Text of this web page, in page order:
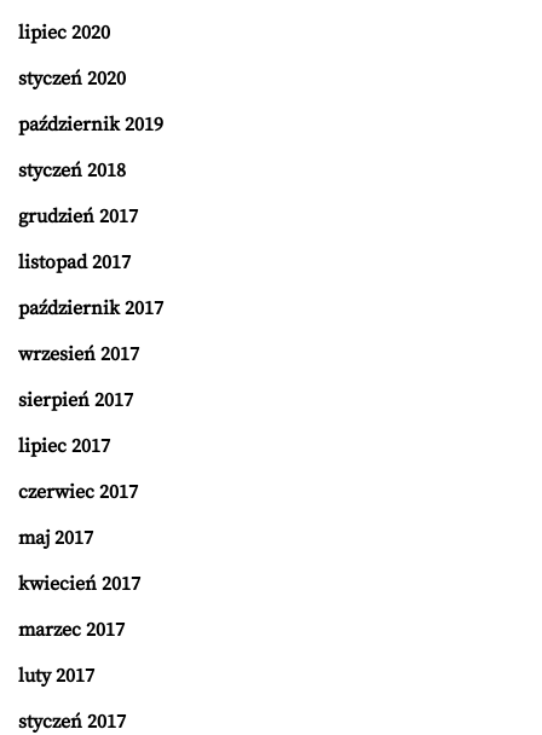
lipiec 2020
styczeń 2020
październik 2019
styczeń 2018
grudzień 2017
listopad 2017
październik 2017
wrzesień 2017
sierpień 2017
lipiec 2017
czerwiec 2017
maj 2017
kwiecień 2017
marzec 2017
luty 2017
styczeń 2017